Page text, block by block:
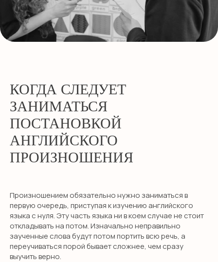
КОГДА СЛЕДУЕТ
ЗАНИМАТЬСЯ
ПОСТАНОВКОЙ
АНГЛИЙСКОГО
ПРОИЗНОШЕНИЯ
Произношением обязательно нужно заниматься в
первую очередь, приступая к изучению английского
языка с нуля. Эту часть языка ни в коем случае не стоит
откладывать на потом. Изначально неправильно
заученные слова будут потом портить всю речь, а
переучиваться порой бывает сложнее, чем сразу
выучить верно.